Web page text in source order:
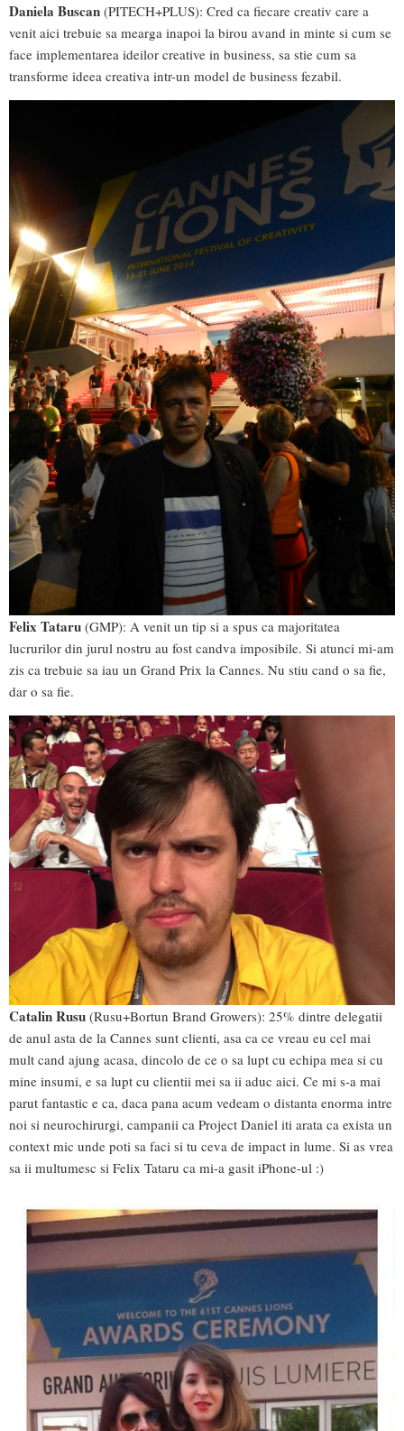
Daniela Buscan (PITECH+PLUS): Cred ca fiecare creativ care a
venit aici trebuie sa mearga inapoi la birou avand in minte si cum se
face implementarea ideilor creative in business, sa stie cum sa
transforme ideea creativa intr-un model de business fezabil.
Felix Tataru (GMP): A venit un tip si a spus ca majoritatea
lucrurilor din jurul nostru au fost candva imposibile. Si atunci mi-am
zis ca trebuie sa iau un Grand Prix la Cannes. Nu stiu cand o sa fie,
dar o sa fie.
Catalin Rusu (Rusu+Bortun Brand Growers): 25% dintre delegatii
de anul asta de la Cannes sunt clienti, asa ca ce vreau eu cel mai
mult cand ajung acasa, dincolo de ce o sa lupt cu echipa mea si cu
mine insumi, e sa lupt cu clientii mei sa ii aduc aici. Ce mi s-a mai
parut fantastic e ca, daca pana acum vedeam o distanta enorma intre
noi si neurochirurgi, campanii ca Project Daniel iti arata ca exista un
context mic unde poti sa faci si tu ceva de impact in lume. Si as vrea
sa ii multumesc si Felix Tataru ca mi-a gasit iPhone-ul :)